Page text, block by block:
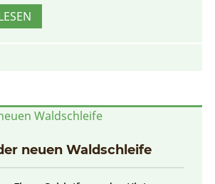
neuen Waldschleife